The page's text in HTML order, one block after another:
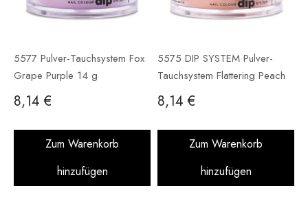
5577 Pulver-Tauchsystem Fox
Grape Purple 14 g
8,14 €
Zum Warenkorb
hinzufügen
5575 DIP SYSTEM Pulver-
Tauchsystem Flattering Peach
14 g
8,14 €
Zum Warenkorb
hinzufügen